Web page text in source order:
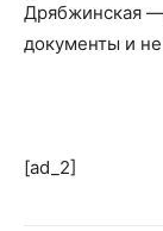
Дрябжинская
документы и
[ad_2]